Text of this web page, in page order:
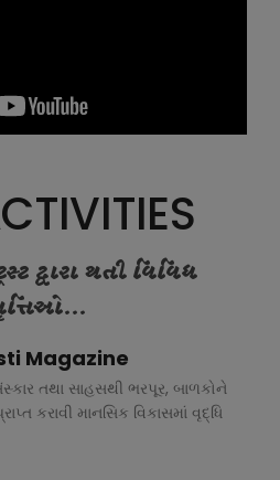
દ્વારા થતી વિવિધ
Magazine
તથા સાહસથી ભરપૂર, બાળકોને
કરાવી માનસિક વિકાસમાં વૃદ્ધિ